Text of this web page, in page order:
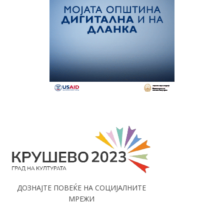
ДОЗНАЈТЕ ПОВЕЌЕ НА СОЦИЈАЛНИТЕ
МРЕЖИ